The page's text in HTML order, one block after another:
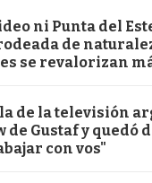
ni Punta del
de
se revalorizan
de la televisión
de Gustaf y quedó
con vos"